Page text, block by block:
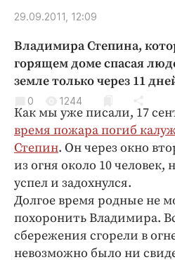
Авто и транспорт
Криминал
Культура
Недвижимость и ЖКХ
Образование
Общество
Погода
Праздники
Происшествия
Спорт
Экономика и бизнес
29.09.2011, 12:09
Владимира Степина,
горящем доме спасая
земле только через 11
0 1244
Как мы уже писали, 17
время пожара погиб
Степин. Он через окно
из огня около 10 человек,
успел и задохнулся.
Долгое время родные не
похоронить Владимира.
сбережения сгорели в
невозможно было ни